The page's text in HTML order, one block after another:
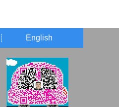
English